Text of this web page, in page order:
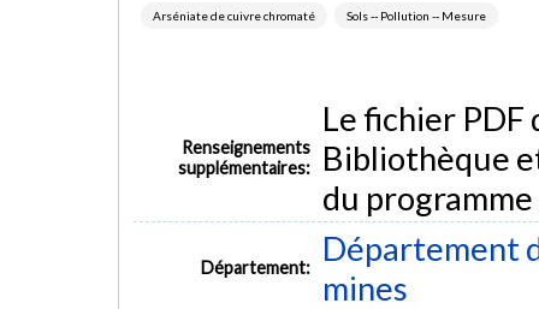
Arséniate de cuivre chromaté Sols -- Pollution -- Mesure
Renseignements
supplémentaires:
Le fichier
Bibliothèque
du programme
Département:
Département
mines